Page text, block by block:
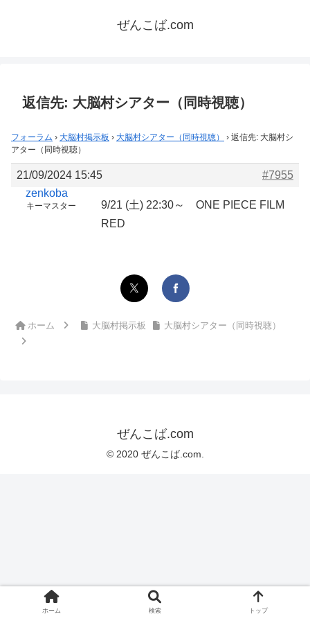
ぜんこば.com
返信先: 大脳村シアター（同時視聴）
フォーラム › 大脳村掲示板 › 大脳村シアター（同時視聴） › 返信先: 大脳村シ
アター（同時視聴）
21/09/2024 15:45
#7955
zenkoba
キーマスター
9/21 (土) 22:30～ ONE PIECE FILM
RED
ホーム 大脳村掲示板 大脳村シアター（同時視聴）
ぜんこば.com
© 2020 ぜんこば.com.
ホーム 検索 トップ